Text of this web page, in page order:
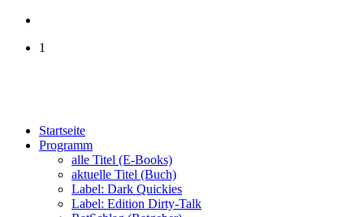
1
Startseite
Programm
alle Titel (E-Books)
aktuelle Titel (Buch)
Label: Dark Quickies
Label: Edition Dirty-Talk